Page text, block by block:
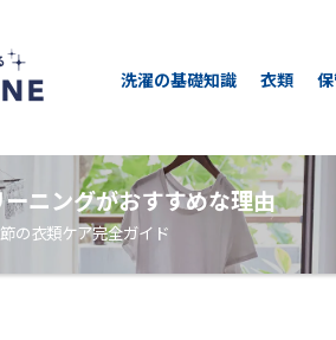
洗濯の基礎知識 衣類
ニングがおすすめな理由
の衣類ケア完全ガイド